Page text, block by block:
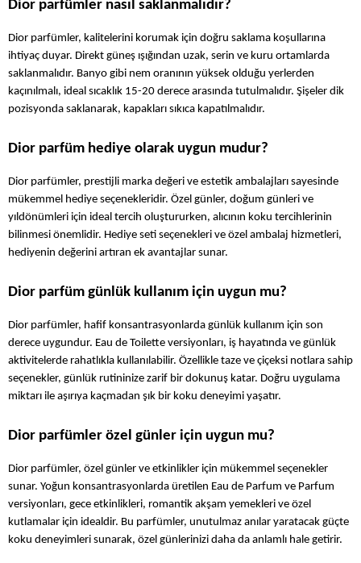
Dior parfümler nasıl saklanmalıdır?
Dior parfümler, kalitelerini korumak için doğru saklama koşullarına
ihtiyaç duyar. Direkt güneş ışığından uzak, serin ve kuru ortamlarda
saklanmalıdır. Banyo gibi nem oranının yüksek olduğu yerlerden
kaçınılmalı, ideal sıcaklık 15-20 derece arasında tutulmalıdır. Şişeler dik
pozisyonda saklanarak, kapakları sıkıca kapatılmalıdır.
Dior parfüm hediye olarak uygun mudur?
Dior parfümler, prestijli marka değeri ve estetik ambalajları sayesinde
mükemmel hediye seçenekleridir. Özel günler, doğum günleri ve
yıldönümleri için ideal tercih oluştururken, alıcının koku tercihlerinin
bilinmesi önemlidir. Hediye seti seçenekleri ve özel ambalaj hizmetleri,
hediyenin değerini artıran ek avantajlar sunar.
Dior parfüm günlük kullanım için uygun mu?
Dior parfümler, hafif konsantrasyonlarda günlük kullanım için son
derece uygundur. Eau de Toilette versiyonları, iş hayatında ve günlük
aktivitelerde rahatlıkla kullanılabilir. Özellikle taze ve çiçeksi notlara sahip
seçenekler, günlük rutininize zarif bir dokunuş katar. Doğru uygulama
miktarı ile aşırıya kaçmadan şık bir koku deneyimi yaşatır.
Dior parfümler özel günler için uygun mu?
Dior parfümler, özel günler ve etkinlikler için mükemmel seçenekler
sunar. Yoğun konsantrasyonlarda üretilen Eau de Parfum ve Parfum
versiyonları, gece etkinlikleri, romantik akşam yemekleri ve özel
kutlamalar için idealdir. Bu parfümler, unutulmaz anılar yaratacak güçte
koku deneyimleri sunarak, özel günlerinizi daha da anlamlı hale getirir.